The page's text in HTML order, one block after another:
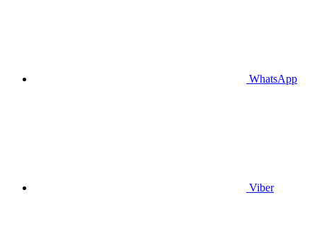
WhatsApp
Viber